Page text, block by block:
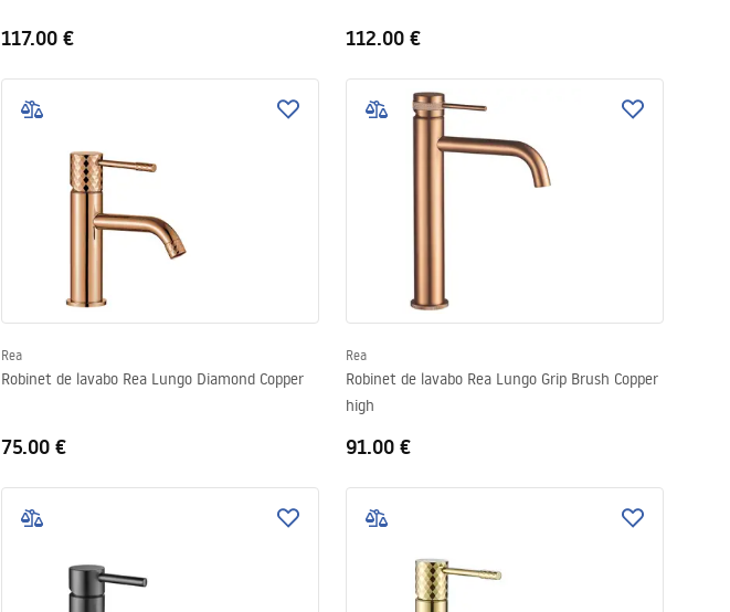
117.00 € 112.00 €
Rea
Robinet de lavabo Rea Lungo Diamond Copper
75.00 €
Rea
Robinet de lavabo Rea Lungo Grip Brush Copper
high
91.00 €